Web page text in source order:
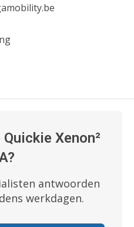
Xenon²
antwoorden
werkdagen.